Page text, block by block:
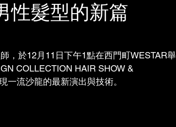
性髮型的新篇
，於12月11日下午1點在西門町WESTAR舉
COLLECTION HAIR SHOW &
一流沙龍的最新演出與技術。